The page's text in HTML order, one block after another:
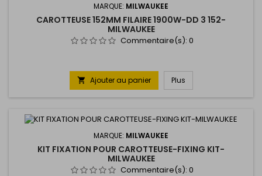
MARQUE: MILWAUKEE
CAROTTEUSE 152MM FILAIRE 1900W-DD 3 152-
MILWAUKEE
Commentaire(s): 0
 Ajouter au panier Plus
MARQUE: MILWAUKEE
KIT FIXATION POUR CAROTTEUSE-FIXING KIT-
MILWAUKEE
Commentaire(s): 0